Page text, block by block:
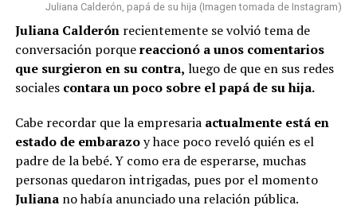
nos toca”, concluyó.
@rutelgamy #seguidores #viraltiktok
#soyjuandacaribe
#soyjuandacaribeshow
♬ sonido original –
En esta ocasión, algunas personas no pasaron por alto
que la bogotana ha tenido algunos cambios físicos
Por un lado, señalaron que se le vio con una tonalidad
de cabello diferente y además, algunos usuarios
comentaron que la empresaria se habría realizado
De hecho, varios la notaron diferente y cuestionaron al
respecto.
“¿Qué le pasó en la cara?”, “Se ve súper inyectada,
Juliana Calderón, papá de su hija (Imagen tomada de Instagram)
Juliana Calderónrecientemente se volvió tema de
conversación porquereaccionó a unos comentarios
que surgieron en su contra, luego de que en sus redes
sociales contara un poco sobre el papá de su hija.
Cabe recordar que la empresariaactualmente está en
estado de embarazoy hace poco reveló quién es el
padre de la bebé. Y como era de esperarse, muchas
personas quedaron intrigadas, pues por el momento
Julianano había anunciado una relación pública.